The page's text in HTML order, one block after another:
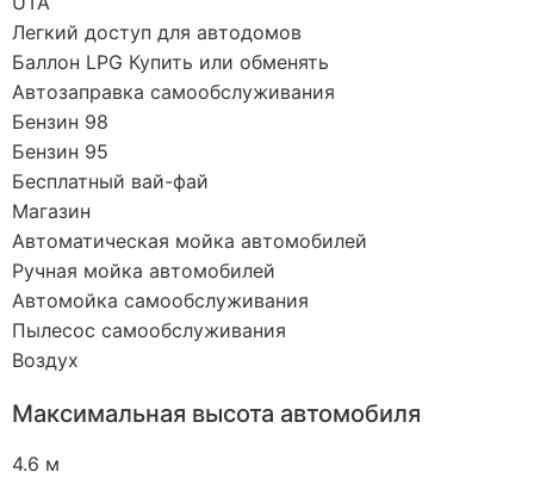
Легкий доступ для автодомов
Баллон LPG Купить или обменять
Автозаправка самообслуживания
Бензин 98
Бензин 95
Бесплатный вай-фай
Магазин
Автоматическая мойка автомобилей
Ручная мойка автомобилей
Автомойка самообслуживания
Пылесос самообслуживания
Воздух
Максимальная высота автомобиля
4.6 м